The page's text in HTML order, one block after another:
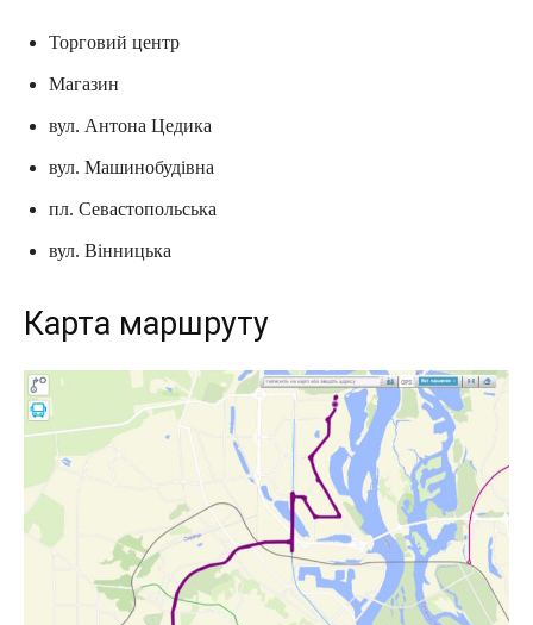
Торговий центр
Магазин
вул. Антона Цедика
вул. Машинобудівна
пл. Севастопольська
вул. Вінницька
Карта маршруту